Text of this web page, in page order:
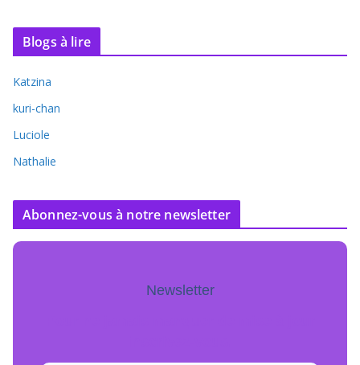
Blogs à lire
Katzina
kuri-chan
Luciole
Nathalie
Abonnez-vous à notre newsletter
Newsletter